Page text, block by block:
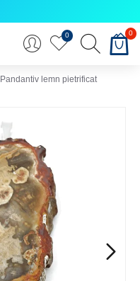
0 0
Pandantiv lemn pietrificat